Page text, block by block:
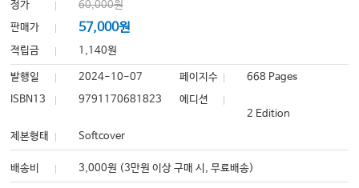
정가
60,000원
판매가
57,000원
적립금 1,140원
발행일 2024-10-07 페이지수
668 Pages
ISBN13
9791170681823
에디션
2 Edition
제본형태
Softcover
배송비 3,000원 (3만원 이상 구매 시, 무료배송)